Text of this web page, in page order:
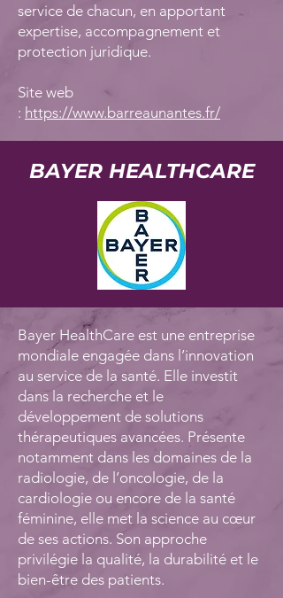
service de chacun, en apportant
expertise, accompagnement et
protection juridique.
Site web
: https://www.barreaunantes.fr/
BAYER HEALTHCARE
Bayer HealthCare est une entreprise
mondiale engagée dans l’innovation
au service de la santé. Elle investit
dans la recherche et le
développement de solutions
thérapeutiques avancées. Présente
notamment dans les domaines de la
radiologie, de l’oncologie, de la
cardiologie ou encore de la santé
féminine, elle met la science au cœur
de ses actions. Son approche
privilégie la qualité, la durabilité et le
bien-être des patients.